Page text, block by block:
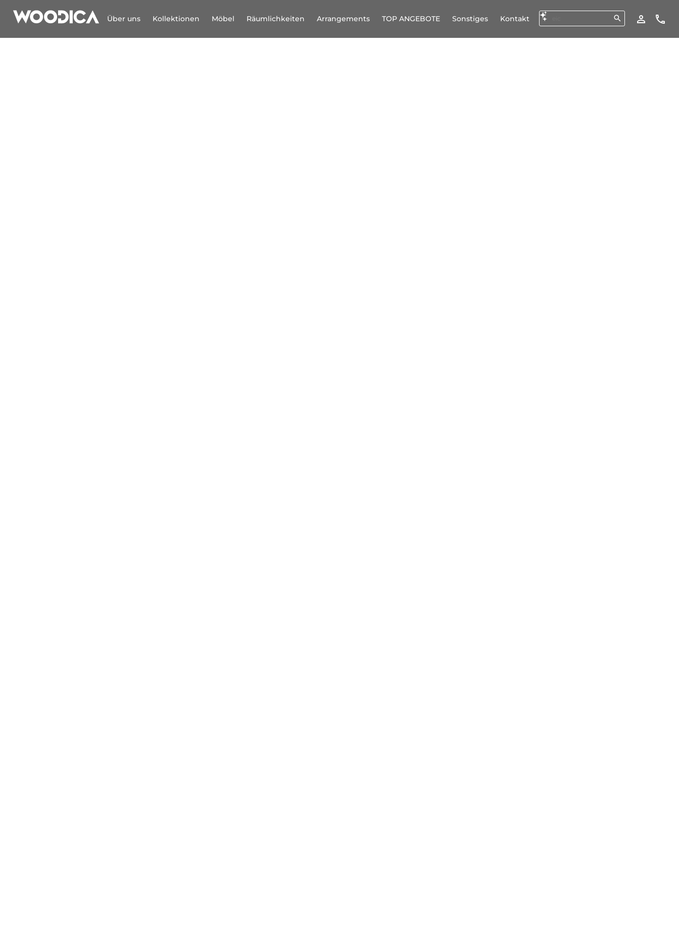
Über uns Kollektionen Möbel Räumlichkeiten Arrangements TOP ANGEBOTE Sonstiges Kontakt